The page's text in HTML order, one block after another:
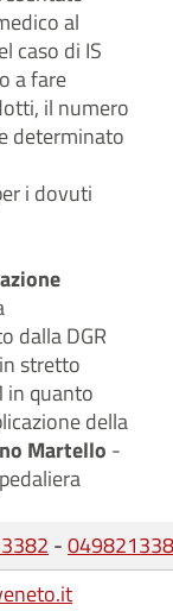
al
caso di IS
a fare
il numero
determinato
i dovuti
dalla DGR
stretto
in quanto
della
Martello -
-